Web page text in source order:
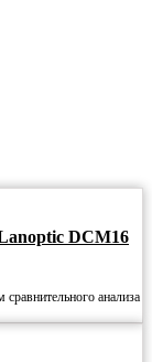
DCM16
анализа